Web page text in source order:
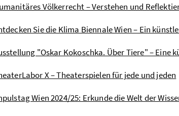
Völkerrecht – Verstehen und
Sie die Klima Biennale Wien – Ein
"Oskar Kokoschka. Über Tiere" – Eine
X – Theaterspielen für jede und jeden
Wien 2024/25: Erkunde die Welt der